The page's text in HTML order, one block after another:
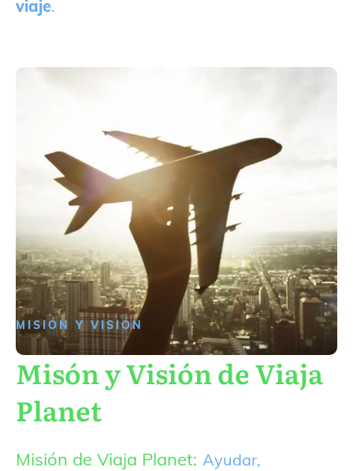
viaje.
MISIÓN Y VISIÓN
Misón y Visión de Viaja
Planet
Misión de Viaja Planet: Ayudar,